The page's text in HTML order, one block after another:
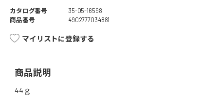
カタログ番号
35-05-16598
商品番号
4902777034881
マイリストに登録する
商品説明
44ｇ